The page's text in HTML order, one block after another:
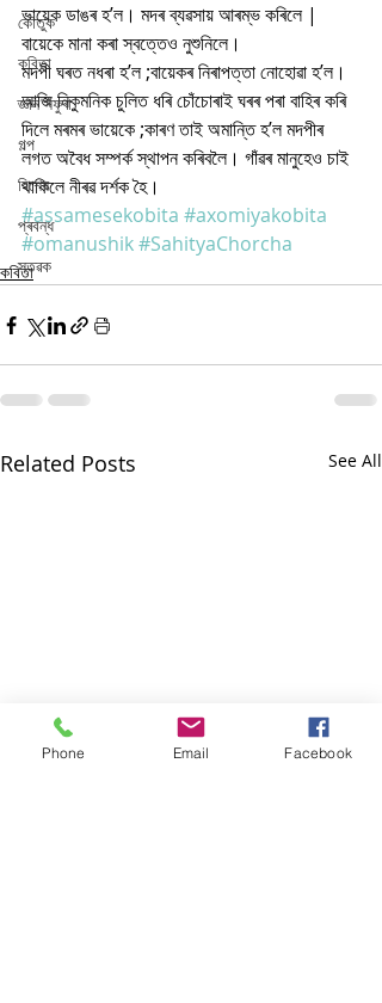
কৌতুক
কবিতা
জ্ঞান সঁফুৰা
গল্প
বিশেষ
প্ৰবন্ধ
স্তৱক
ভায়েক ডাঙৰ হ’ল। মদৰ ব্যৱসায় আৰম্ভ কৰিলে |
বায়েকে মানা কৰা স্বত্তেও নুশুনিলে।
মদপী ঘৰত নধৰা হ’ল ;বায়েকৰ নিৰাপত্তা নোহোৱা হ’ল।
আজি নিকুমনিক চুলিত ধৰি চোঁচোৰাই ঘৰৰ পৰা বাহিৰ কৰি
দিলে মৰমৰ ভায়েকে ;কাৰণ তাই অমান্তি হ’ল মদপীৰ
লগত অবৈধ সম্পৰ্ক স্থাপন কৰিবলৈ। গাঁৱৰ মানুহেও চাই
থাকিলে নীৰৱ দৰ্শক হৈ।
#assamesekobita #axomiyakobita
#omanushik#SahityaChorcha
কবিতা
Related Posts See All
Phone Email Facebook